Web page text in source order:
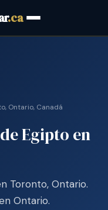
.ca
Ontario, Canadá
Egipto en
Toronto, Ontario.
Ontario.